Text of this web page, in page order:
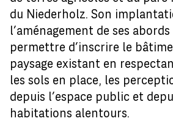
du Niederholz. Son
l’aménagement de ses
permettre d’inscrire le
paysage existant en
les sols en place, les
depuis l’espace public et
habitations alentours.